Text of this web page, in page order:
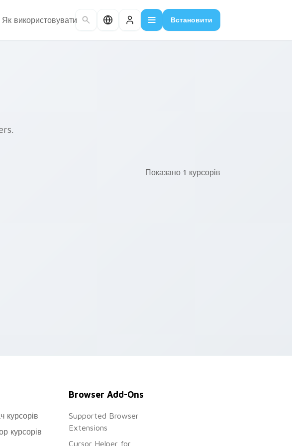
Як використовувати Встановити
Показано 1 курсорів
курсорів
курсорів
Browser Add-Ons
Supported Browser
Extensions
Cursor Helper for